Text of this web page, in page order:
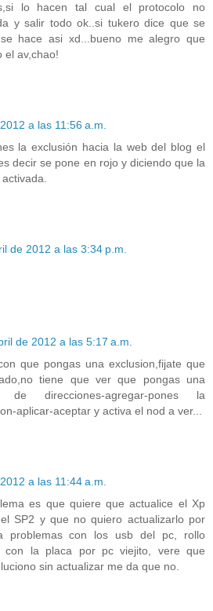
lo hacen tal cual el protocolo no
y salir todo ok..si tukero dice que se
hace asi xd...bueno me alegro que
el av,chao!
a las 11:56 a.m.
la exclusión hacia la web del blog el
decir se pone en rojo y diciendo que la
de 2012 a las 3:34 p.m.
de 2012 a las 5:17 a.m.
que pongas una exclusion,fijate que
tiene que ver que pongas una
de direcciones-agregar-pones la
aplicar-aceptar y activa el nod a ver...
a las 11:44 a.m.
es que quiere que actualice el Xp
SP2 y que no quiero actualizarlo por
con los usb del pc, rollo
con la placa por pc viejito, vere que
sin actualizar me da que no.